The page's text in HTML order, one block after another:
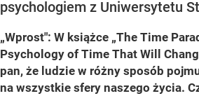
psychologiem z Uniwersytetu
„Wprost": W książce „The Time
Psychology of Time That Will
pan, że ludzie w różny sposób
na wszystkie sfery naszego życia.